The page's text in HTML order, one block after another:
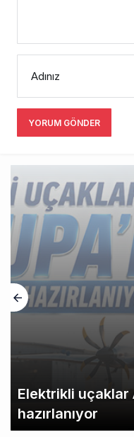
Adınız
YORUM GÖNDER
Elektrikli uçaklar
hazırlanıyor